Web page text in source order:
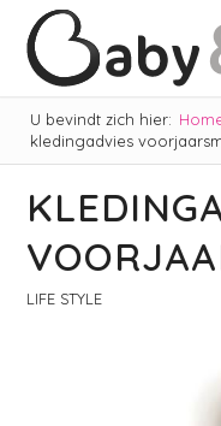
U bevindt zich hier:
kledingadvies
LIFE STYLE